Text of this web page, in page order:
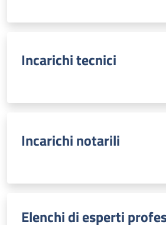
Incarichi tecnici
Incarichi notarili
Elenchi di esperti